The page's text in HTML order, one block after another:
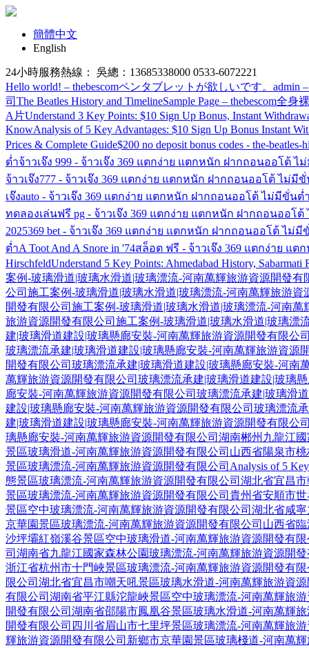
簡體中文
English
24小時服務熱線： 吳總：13685338000 0533-6072221
Hello world! – thebescomペンタブレットが欲しいです。 admin
司 The Beatles History and TimelineSample Page – thebescom全身
A片Understand 3 Key Points: $10 Sign Up Bonus, Instant
KnowAnalysis of 5 Key Advantages: $10 Sign Up Bonus Instant
Prices & Complete Guide$200 no deposit bonus codes - the-beatles-
ต่ำจ้าวเจ๊ง 999 - จ้าวเจ๊ง 369 แตกง่าย แตกหนัก ฝากถอนออโต้ ไ
จ้าวเจ๊ง777 - จ้าวเจ๊ง 369 แตกง่าย แตกหนัก ฝากถอนออโต้ ไม่มี
เจ๊งauto - จ้าวเจ๊ง 369 แตกง่าย แตกหนัก ฝากถอนออโต้ ไม่มีขั่นต่
ทดลองเล่นฟรี pg - จ้าวเจ๊ง 369 แตกง่าย แตกหนัก ฝากถอนออโ
2025369 bet - จ้าวเจ๊ง 369 แตกง่าย แตกหนัก ฝากถอนออโต้ ไม่มี
ต่ำA Toot And A Snore in '74สล็อต ฟรี - จ้าวเจ๊ง 369 แตกง่าย แ
HirschfeldUnderstand 5 Key Points: Ahmedabad History, Sabarmati
案例-玻璃滑道|玻璃水滑道|玻璃漂流-河南萬輝旅游資源開發有
公司 施工案例-玻璃滑道|玻璃水滑道|玻璃漂流-河南萬輝旅游資
開發有限公司 施工案例-玻璃滑道|玻璃水滑道|玻璃漂流-河南萬
旅游資源開發有限公司 施工案例-玻璃滑道|玻璃水滑道|玻璃漂
建|玻璃滑道建設|玻璃懸廊安裝-河南萬輝旅游資源開發有限公
玻璃漂流承建|玻璃滑道建設|玻璃懸廊安裝-河南萬輝旅游資源
開發有限公司 玻璃漂流承建|玻璃滑道建設|玻璃懸廊安裝-河南
萬輝旅游資源開發有限公司 玻璃漂流承建|玻璃滑道建設|玻璃
廊安裝-河南萬輝旅游資源開發有限公司 玻璃漂流承建|玻璃滑
建設|玻璃懸廊安裝-河南萬輝旅游資源開發有限公司 玻璃漂流
建|玻璃滑道建設|玻璃懸廊安裝-河南萬輝旅游資源開發有限公
璃懸廊安裝-河南萬輝旅游資源開發有限公司 湖南郴州九龍江
景區玻璃滑道-河南萬輝旅游資源開發有限公司 山西省陽泉市
景區玻璃漂流-河南萬輝旅游資源開發有限公司 Analysis of 5
態景區玻璃漂流-河南萬輝旅游資源開發有限公司 湖北省宜昌
景區玻璃漂流-河南萬輝旅游資源開發有限公司 貴州省安順市
景區空中玻璃漂流-河南萬輝旅游資源開發有限公司 湖北省咸
京華園景區玻璃漂流-河南萬輝旅游資源開發有限公司 山西省
沙坪壩紅嶺溪谷景區空中玻璃滑道-河南萬輝旅游資源開發有
司 湖南省九龍江國家森林公園玻璃漂流-河南萬輝旅游資源開
浙江省杭州市十門峽景區玻璃漂流-河南萬輝旅游資源開發有
限公司 湖北省宜昌市嘲天吼景區玻璃水滑道-河南萬輝旅游資
有限公司 湖南省平江縣沱龍峽景區空中玻璃漂流-河南萬輝旅
開發有限公司 湖南省邵陽市鳳凰谷景區玻璃水滑道-河南萬輝
開發有限公司 四川省眉山市七里坪景區玻璃漂流-河南萬輝旅
輝旅游資源開發有限公司 新鄉市京華園景區玻璃棧道-河南萬